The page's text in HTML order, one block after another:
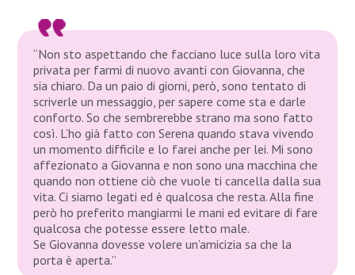
“Non sto aspettando che facciano luce sulla loro vita
privata per farmi di nuovo avanti con Giovanna, che
sia chiaro. Da un paio di giorni, però, sono tentato di
scriverle un messaggio, per sapere come sta e darle
conforto. So che sembrerebbe strano ma sono fatto
così. L’ho già fatto con Serena quando stava vivendo
un momento difficile e lo farei anche per lei. Mi sono
affezionato a Giovanna e non sono una macchina che
quando non ottiene ciò che vuole ti cancella dalla sua
vita. Ci siamo legati ed è qualcosa che resta. Alla fine
però ho preferito mangiarmi le mani ed evitare di fare
qualcosa che potesse essere letto male.
Se Giovanna dovesse volere un’amicizia sa che la
porta è aperta.”